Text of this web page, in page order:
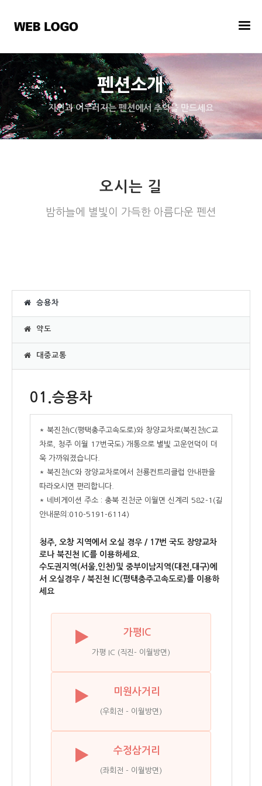
펜션소개
자연과 어우러지는 펜션에서 추억을 만드세요
오시는 길
밤하늘에 별빛이 가득한 아름다운 펜션
승용차
약도
대중교통
01.승용차
* 북진천IC(평택충주고속도로)와 창양교차로(북진천IC교
차로, 청주 이월 17번국도) 개통으로 별빛 고운언덕이 더
욱 가까워졌습니다.
* 북진천IC와 장양교차로에서 천룡컨트리클럽 안내판을
따라오시면 편리합니다.
* 네비게이션 주소 : 충북 진천군 이월면 신계리 582-1(길
안내문의:010-5191-6114)
청주, 오창 지역에서 오실 경우 / 17번 국도 장양교차
로나 북진천 IC를 이용하세요.
수도권지역(서울,인천)및 중부이남지역(대전,대구)에
서 오실경우 / 북진천 IC(평택충주고속도로)를 이용하
세요
가평IC
가평 IC (직진- 이월방면)
미원사거리
(우회전 - 이월방면)
수정삼거리
(좌회전 - 이월방면)